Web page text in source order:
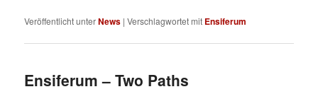
Veröffentlicht unterNews |Verschlagwortet mit Ensiferum
Ensiferum – Two Paths